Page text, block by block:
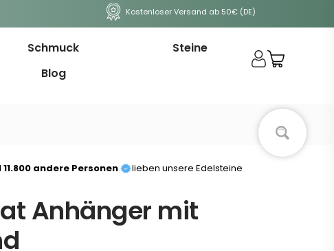
Kostenloser Versand ab 50€ (DE)
Schmuck
Steine
Blog
11.800 andere Personen lieben unsere Edelsteine
Anhänger mit